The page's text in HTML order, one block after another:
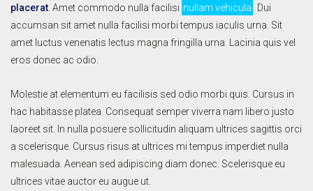
placerat . Amet commodo nulla facilisi nullam vehicula
. Dui
accumsan sit amet nulla facilisi morbi tempus iaculis urna. Sit
amet luctus venenatis lectus magna fringilla urna. Lacinia quis vel
eros donec ac odio.
Molestie at elementum eu facilisis sed odio morbi quis. Cursus in
hac habitasse platea. Consequat semper viverra nam libero justo
laoreet sit. In nulla posuere sollicitudin aliquam ultrices sagittis orci
a scelerisque. Cursus risus at ultrices mi tempus imperdiet nulla
malesuada. Aenean sed adipiscing diam donec. Scelerisque eu
ultrices vitae auctor eu augue ut.